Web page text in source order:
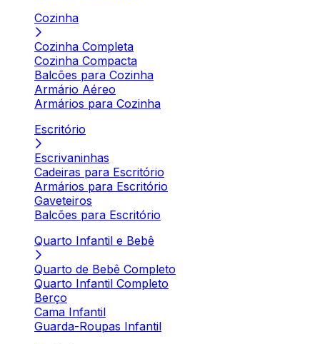
Cozinha
Cozinha Completa
Cozinha Compacta
Balcões para Cozinha
Armário Aéreo
Armários para Cozinha
Escritório
Escrivaninhas
Cadeiras para Escritório
Armários para Escritório
Gaveteiros
Balcões para Escritório
Quarto Infantil e Bebê
Quarto de Bebê Completo
Quarto Infantil Completo
Berço
Cama Infantil
Guarda-Roupas Infantil